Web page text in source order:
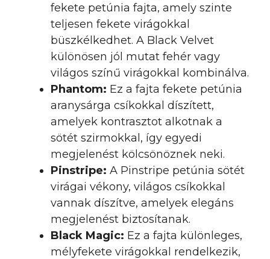
fekete petúnia fajta, amely szinte
teljesen fekete virágokkal
büszkélkedhet. A Black Velvet
különösen jól mutat fehér vagy
világos színű virágokkal kombinálva.
Phantom: Ez a fajta fekete petúnia
aranysárga csíkokkal díszített,
amelyek kontrasztot alkotnak a
sötét szirmokkal, így egyedi
megjelenést kölcsönöznek neki.
Pinstripe: A Pinstripe petúnia sötét
virágai vékony, világos csíkokkal
vannak díszítve, amelyek elegáns
megjelenést biztosítanak.
Black Magic: Ez a fajta különleges,
mélyfekete virágokkal rendelkezik,